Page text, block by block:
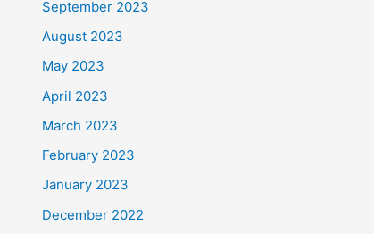
September 2023
August 2023
May 2023
April 2023
March 2023
February 2023
January 2023
December 2022